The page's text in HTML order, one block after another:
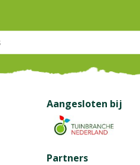
Aangesloten bij
Partners